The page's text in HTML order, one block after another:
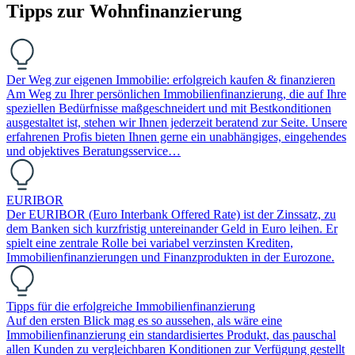
Tipps zur Wohn­finanzierung
Der Weg zur eigenen Immobilie: erfolgreich kaufen & finanzieren
Am Weg zu Ihrer persönlichen Immobilienfinanzierung, die auf Ihre
speziellen Bedürfnisse maßgeschneidert und mit Bestkonditionen
ausgestaltet ist, stehen wir Ihnen jederzeit beratend zur Seite. Unsere
erfahrenen Profis bieten Ihnen gerne ein unabhängiges, eingehendes
und objektives Beratungsservice…
EURIBOR
Der EURIBOR (Euro Interbank Offered Rate) ist der Zinssatz, zu
dem Banken sich kurzfristig untereinander Geld in Euro leihen. Er
spielt eine zentrale Rolle bei variabel verzinsten Krediten,
Immobilienfinanzierungen und Finanzprodukten in der Eurozone.
Tipps für die erfolgreiche Immobilienfinanzierung
Auf den ersten Blick mag es so aussehen, als wäre eine
Immobilienfinanzierung ein standardisiertes Produkt, das pauschal
allen Kunden zu vergleichbaren Konditionen zur Verfügung gestellt